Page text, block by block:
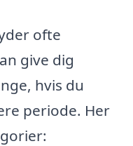
ofte
give dig
hvis du
periode. Her